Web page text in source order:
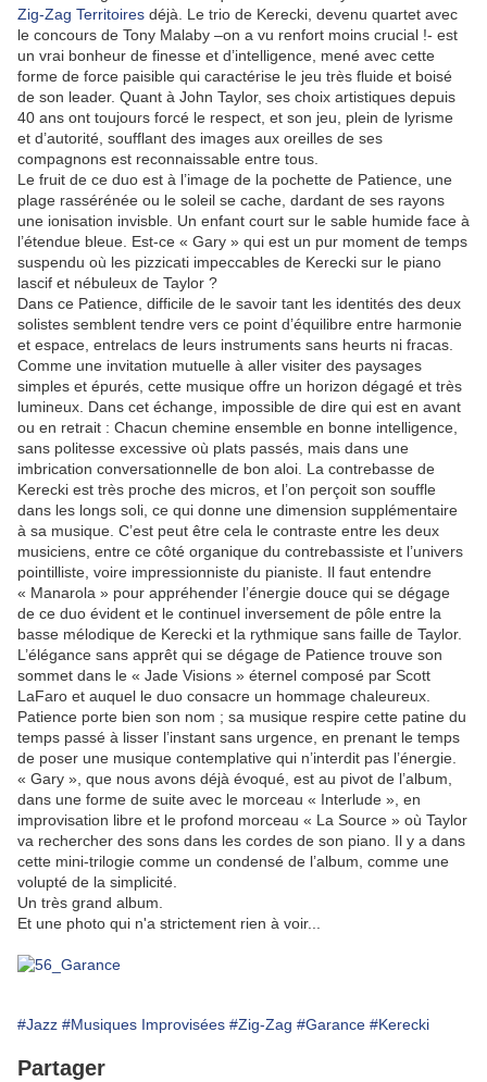
Zig-Zag Territoires déjà. Le trio de Kerecki, devenu quartet avec
le concours de Tony Malaby –on a vu renfort moins crucial !- est
un vrai bonheur de finesse et d’intelligence, mené avec cette
forme de force paisible qui caractérise le jeu très fluide et boisé
de son leader. Quant à John Taylor, ses choix artistiques depuis
40 ans ont toujours forcé le respect, et son jeu, plein de lyrisme
et d’autorité, soufflant des images aux oreilles de ses
compagnons est reconnaissable entre tous.
Le fruit de ce duo est à l’image de la pochette de Patience, une
plage rassérénée ou le soleil se cache, dardant de ses rayons
une ionisation invisble. Un enfant court sur le sable humide face à
l’étendue bleue. Est-ce « Gary » qui est un pur moment de temps
suspendu où les pizzicati impeccables de Kerecki sur le piano
lascif et nébuleux de Taylor ?
Dans ce Patience, difficile de le savoir tant les identités des deux
solistes semblent tendre vers ce point d’équilibre entre harmonie
et espace, entrelacs de leurs instruments sans heurts ni fracas.
Comme une invitation mutuelle à aller visiter des paysages
simples et épurés, cette musique offre un horizon dégagé et très
lumineux. Dans cet échange, impossible de dire qui est en avant
ou en retrait : Chacun chemine ensemble en bonne intelligence,
sans politesse excessive où plats passés, mais dans une
imbrication conversationnelle de bon aloi. La contrebasse de
Kerecki est très proche des micros, et l’on perçoit son souffle
dans les longs soli, ce qui donne une dimension supplémentaire
à sa musique. C’est peut être cela le contraste entre les deux
musiciens, entre ce côté organique du contrebassiste et l’univers
pointilliste, voire impressionniste du pianiste. Il faut entendre
« Manarola » pour appréhender l’énergie douce qui se dégage
de ce duo évident et le continuel inversement de pôle entre la
basse mélodique de Kerecki et la rythmique sans faille de Taylor.
L’élégance sans apprêt qui se dégage de Patience trouve son
sommet dans le « Jade Visions » éternel composé par Scott
LaFaro et auquel le duo consacre un hommage chaleureux.
Patience porte bien son nom ; sa musique respire cette patine du
temps passé à lisser l’instant sans urgence, en prenant le temps
de poser une musique contemplative qui n’interdit pas l’énergie.
« Gary », que nous avons déjà évoqué, est au pivot de l’album,
dans une forme de suite avec le morceau « Interlude », en
improvisation libre et le profond morceau « La Source » où Taylor
va rechercher des sons dans les cordes de son piano. Il y a dans
cette mini-trilogie comme un condensé de l’album, comme une
volupté de la simplicité.
Un très grand album.
Et une photo qui n'a strictement rien à voir...
#Jazz #Musiques Improvisées #Zig-Zag #Garance #Kerecki
Partager